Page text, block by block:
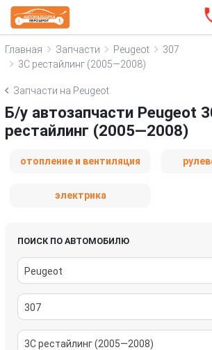
Главная Запчасти Peugeot
307
3C рестайлинг (2005—2008)
Запчасти на Peugeot
Б/у автозапчасти Peugeot
рестайлинг (2005—2008)
отопление и вентиляция
электрика
ПОИСК ПО АВТОМОБИЛЮ
Peugeot
307
3C рестайлинг (2005—2008)